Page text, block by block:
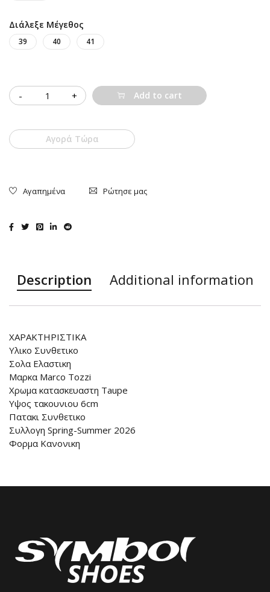
Διάλεξε Μέγεθος
39 40 41
Add to cart
Αγορά Τώρα
Ρώτησε μας
Description Additional information
ΧΑΡΑΚΤΗΡΙΣΤΙΚΑ
Υλικο Συνθετικο
Σολα Ελαστικη
Μαρκα Marco Tozzi
Χρωμα κατασκευαστη Taupe
Υψος τακουνιου 6cm
Πατακι Συνθετικο
Συλλογη Spring-Summer 2026
Φορμα Κανονικη